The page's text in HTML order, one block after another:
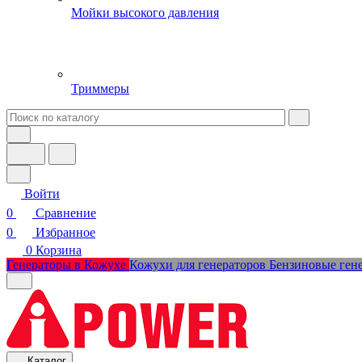
Мойки высокого давления
Триммеры
Войти
0
Сравнение
0
Избранное
0 Корзина
Генераторы в Кожухе Кожухи для генераторов Бензиновые